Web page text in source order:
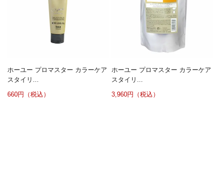
ホーユー プロマスター カラーケア
スタイリ...
660円（税込）
ホーユー プロマスター カラーケア
スタイリ...
3,960円（税込）